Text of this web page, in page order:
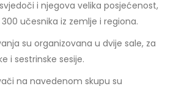
i njegova velika posjećenost,
učesnika iz zemlje i regiona.
su organizovana u dvije sale, za
i sestrinske sesije.
na navedenom skupu su